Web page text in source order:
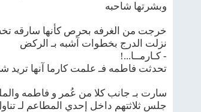
وبشرتها شاحبه
خرجت من الغرفه بحرص كأنها سارقه
نزلت الدرج بخطوات آشبه بـ الركض
- كـارمــا...!
تحدثت فاطمه فـ علمت كارما آنها تريد
سارت بـ جانب كلا من عُمر و فاطمه
جلس ثلاثتهم داخل إحدي المطاعم لـ